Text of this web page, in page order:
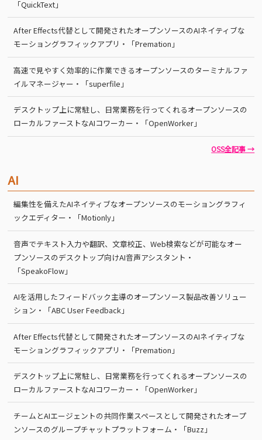
「QuickText」
After Effects代替として開発されたオープンソースのAIネイティブな
モーショングラフィックアプリ・「Premation」
高速で見やすく効率的に作業できるオープンソースのターミナルファ
イルマネージャー・「superfile」
デスクトップ上に常駐し、日常業務を行ってくれるオープンソースの
ローカルファーストなAIコワーカー・「OpenWorker」
OSS全記事 →
AI
編集性を備えたAIネイティブなオープンソースのモーショングラフィ
ックエディター・「Motionly」
音声でテキスト入力や翻訳、文章校正、Web検索などが可能なオー
プンソースのデスクトップ向けAI音声アシスタント・
「SpeakoFlow」
AIを活用したフィードバック主導のオープンソース製品改善ソリュー
ション・「ABC User Feedback」
After Effects代替として開発されたオープンソースのAIネイティブな
モーショングラフィックアプリ・「Premation」
デスクトップ上に常駐し、日常業務を行ってくれるオープンソースの
ローカルファーストなAIコワーカー・「OpenWorker」
チームとAIエージェントの共同作業スペースとして開発されたオープ
ンソースのグループチャットプラットフォーム・「Buzz」